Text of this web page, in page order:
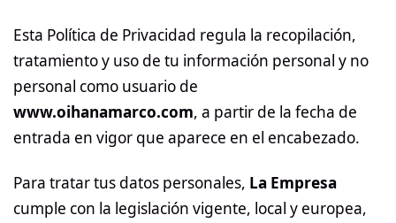
Esta Política de Privacidad regula la recopilación,
tratamiento y uso de tu información personal y no
personal como usuario de
www.oihanamarco.com, a partir de la fecha de
entrada en vigor que aparece en el encabezado.
Para tratar tus datos personales, La Empresa
cumple con la legislación vigente, local y europea,